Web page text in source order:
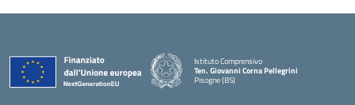
Istituto Comprensivo
Ten. Giovanni Corna Pellegrini
Pisogne (BS)
— Visita la pagina iniziale della scuola